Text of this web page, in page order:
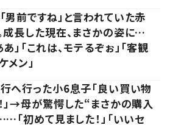
男前ですね」と言われていた赤
成長した現在、まさかの姿に…
あ」「これは、モテるぞぉ」「客観
メン」
へ行った小6息子「良い買い物
」→母が驚愕した“まさかの購入
「初めて見ました！」「いいセ